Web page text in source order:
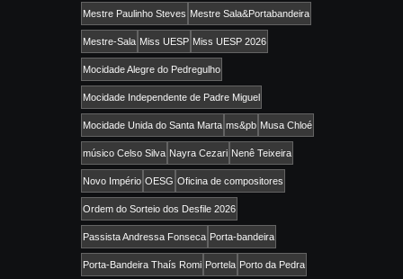
Mestre Paulinho Steves Mestre Sala&Portabandeira
Mestre-Sala Miss UESP Miss UESP 2026
Mocidade Alegre do Pedregulho
Mocidade Independente de Padre Miguel
Mocidade Unida do Santa Marta ms&pb Musa Chloé
músico Celso Silva Nayra Cezari Nenê Teixeira
Novo Império OESG Oficina de compositores
Ordem do Sorteio dos Desfile 2026
Passista Andressa Fonseca Porta-bandeira
Porta-Bandeira Thaís Romi Portela Porto da Pedra